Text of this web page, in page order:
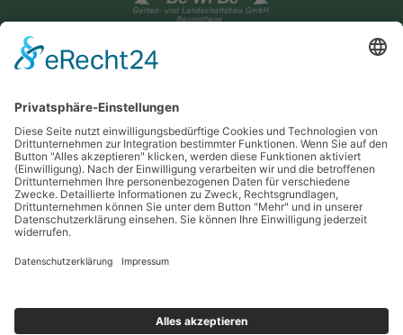
info@bewibe.de
Kieler Straße 7
24594 Hohenwestedt
Mo. - Fr. 08.00 - 17.00 Uhr
Impressum